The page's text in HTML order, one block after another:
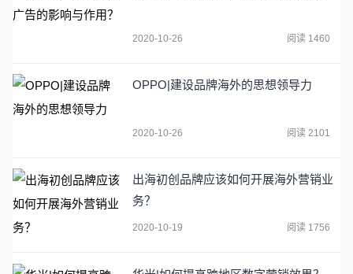
2020-10-26 阅读 1460
OPPO|建设品牌海外的思想领导力
2020-10-26 阅读 2101
出海初创品牌应该如何开展海外营销业
务？
2020-10-19 阅读 1756